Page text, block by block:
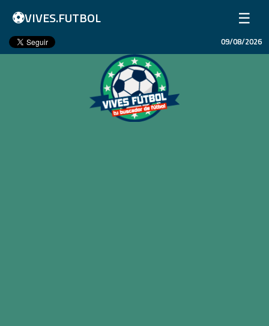
⚽VIVES.FUTBOL ☰
Inicio
09/08/2026